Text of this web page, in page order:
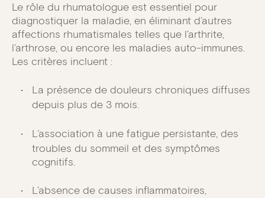
Le rôle du rhumatologue est essentiel pour
diagnostiquer la maladie, en éliminant d’autres
affections rhumatismales telles que l’arthrite,
l’arthrose, ou encore les maladies auto-immunes.
Les critères incluent :
La présence de douleurs chroniques diffuses
depuis plus de 3 mois.
L’association à une fatigue persistante, des
troubles du sommeil et des symptômes
cognitifs.
L’absence de causes inflammatoires,